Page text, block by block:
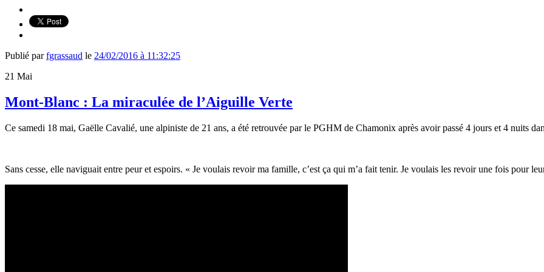
Publié parfgrassaud le 24/02/2016 à 11:32:25
21 Mai
Mont-Blanc : La miraculée de l’Aiguille Verte
Ce samedi 18 mai, Gaëlle Cavalié, une alpiniste de 21 ans, a été retrouvée par le PGHM de Chamonix après avoir passé 4 jours et 4 nuits
Sans cesse, elle naviguait entre peur et espoirs. « Je voulais revoir ma famille, c’est ça qui m’a fait tenir. Je voulais les revoir une fois pour